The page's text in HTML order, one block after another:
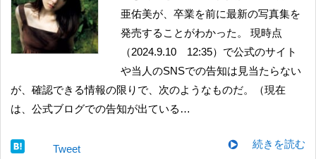
亜佑美が、卒業を前に最新の写真集を
発売することがわかった。 現時点
（2024.9.10 12:35）で公式のサイト
や当人のSNSでの告知は見当たらない
が、確認できる情報の限りで、次のようなものだ。（現在
は、公式ブログでの告知が出ている…
続きを読む
Tweet